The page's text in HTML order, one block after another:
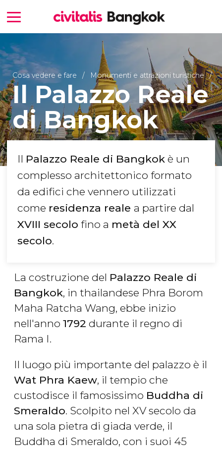
Cosa vedere e fare Monumenti e attrazioni turistiche
Il Palazzo Reale
di Bangkok
Il Palazzo Reale di Bangkok è un
complesso architettonico formato
da edifici che vennero utilizzati
come residenza reale a partire dal
XVIII secolo fino a metà del XX
secolo.
La costruzione del Palazzo Reale di
Bangkok, in thailandese Phra Borom
Maha Ratcha Wang, ebbe inizio
nell'anno 1792 durante il regno di
Rama I.
Il luogo più importante del palazzo è il
Wat Phra Kaew, il tempio che
custodisce il famosissimo Buddha di
Smeraldo. Scolpito nel XV secolo da
una sola pietra di giada verde, il
Buddha di Smeraldo, con i suoi 45